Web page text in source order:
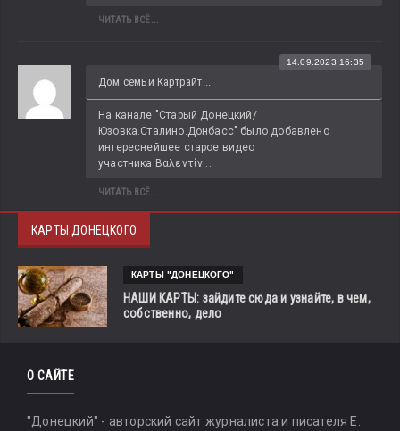
ЧИТАТЬ ВСЁ...
Дом семьи Картрайт...
14.09.2023 16:35
На канале "Старый Донецкий/
Юзовка.Сталино.Донбасс" было добавлено
интереснейшее старое видео
участника Βαλεντίν...
ЧИТАТЬ ВСЁ...
КАРТЫ ДОНЕЦКОГО
КАРТЫ "ДОНЕЦКОГО"
НАШИ КАРТЫ: зайдите сюда и узнайте, в чем,
собственно, дело
О САЙТЕ
"Донецкий" - авторский сайт журналиста и писателя Е.